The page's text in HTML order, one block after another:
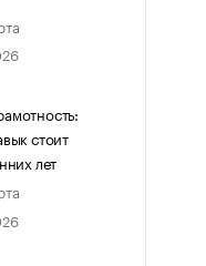
стоит
лет